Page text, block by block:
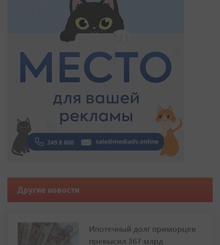
Другие новости
Ипотечный долг приморцев
превысил 367 млрд